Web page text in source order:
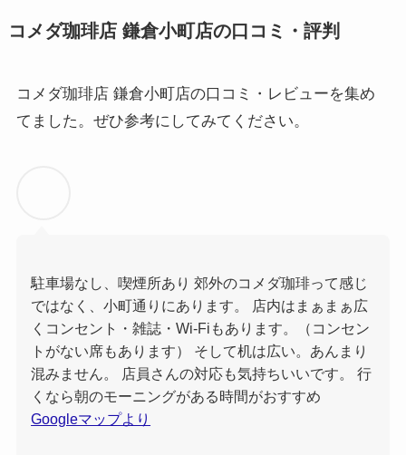
コメダ珈琲店 鎌倉小町店の口コミ・評判
コメダ珈琲店 鎌倉小町店の口コミ・レビューを集め
てました。ぜひ参考にしてみてください。
駐車場なし、喫煙所あり 郊外のコメダ珈琲って感じ
ではなく、小町通りにあります。 店内はまぁまぁ広
くコンセント・雑誌・Wi-Fiもあります。（コンセン
トがない席もあります） そして机は広い。あんまり
混みません。 店員さんの対応も気持ちいいです。 行
くなら朝のモーニングがある時間がおすすめ
Googleマップより